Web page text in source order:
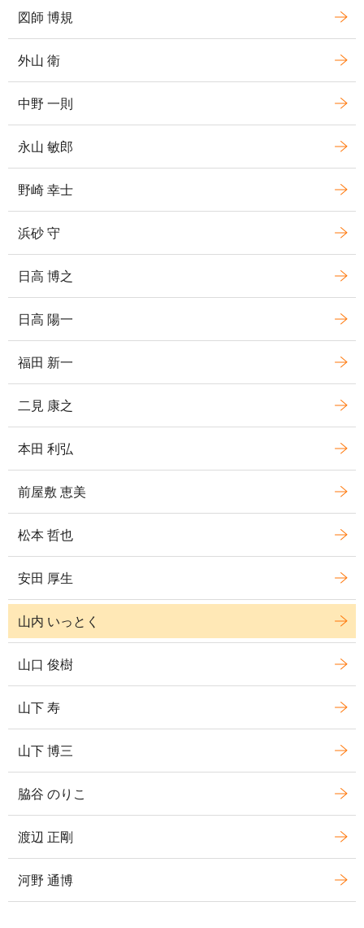
図師 博規
外山 衛
中野 一則
永山 敏郎
野崎 幸士
浜砂 守
日高 博之
日高 陽一
福田 新一
二見 康之
本田 利弘
前屋敷 恵美
松本 哲也
安田 厚生
山内 いっとく
山口 俊樹
山下 寿
山下 博三
脇谷 のりこ
渡辺 正剛
河野 通博